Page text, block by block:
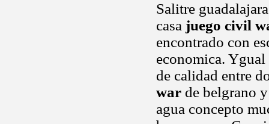
Salitre
casa juego civil
encontrado con
economica.
de calidad entre
war de belgrano
agua concepto